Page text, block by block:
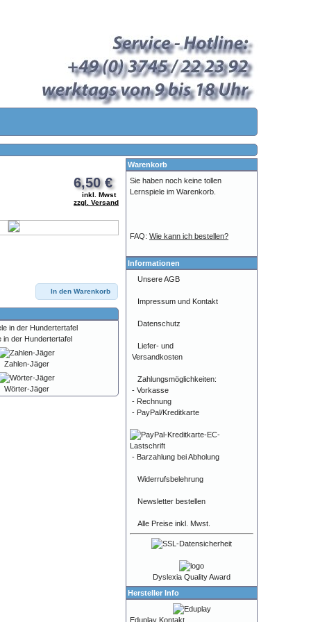
6,50 €
inkl. Mwst
zzgl. Versand
In den Warenkorb
in der Hundertertafel
Zahlen-Jäger
Wörter-Jäger
Warenkorb
Sie haben noch keine tollen
Lernspiele im Warenkorb.
FAQ: Wie kann ich bestellen?
Informationen
Unsere AGB
Impressum und Kontakt
Datenschutz
Liefer- und
Versandkosten
Zahlungsmöglichkeiten:
- Vorkasse
- Rechnung
- PayPal/Kreditkarte
- Barzahlung bei Abholung
Widerrufsbelehrung
Newsletter bestellen
Alle Preise inkl. Mwst.
Dyslexia Quality Award
Hersteller Info
Eduplay Kontakt